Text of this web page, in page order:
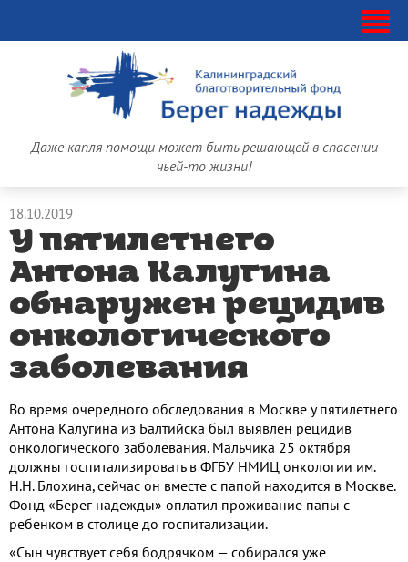
Даже капля помощи может быть решающей в спасении
чьей-то жизни!
18.10.2019
У пятилетнего
Антона Калугина
обнаружен рецидив
онкологического
заболевания
Во время очередного обследования в Москве у пятилетнего
Антона Калугина из Балтийска был выявлен рецидив
онкологического заболевания. Мальчика 25 октября
должны госпитализировать в ФГБУ НМИЦ онкологии им.
Н.Н. Блохина, сейчас он вместе с папой находится в Москве.
Фонд «Берег надежды» оплатил проживание папы с
ребенком в столице до госпитализации.
«Сын чувствует себя бодрячком — собирался уже